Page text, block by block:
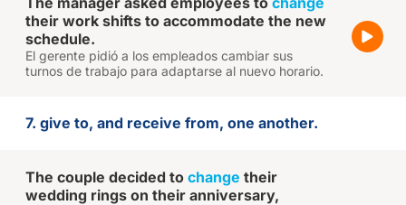
their work shifts to accommodate the new
schedule.
El gerente pidió a los empleados cambiar sus
turnos de trabajo para adaptarse al nuevo horario.
7. give to, and receive from, one another.
The couple decided to change their
wedding rings on their anniversary,